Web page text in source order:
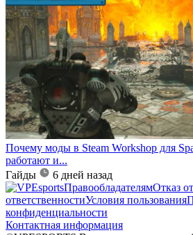
Почему моды в Steam Workshop для
работают и...
Гайды
6 дней назад
ПравообладателямОтказ от
ответственностиУсловия пользования
конфиденциальности
Контактная информация